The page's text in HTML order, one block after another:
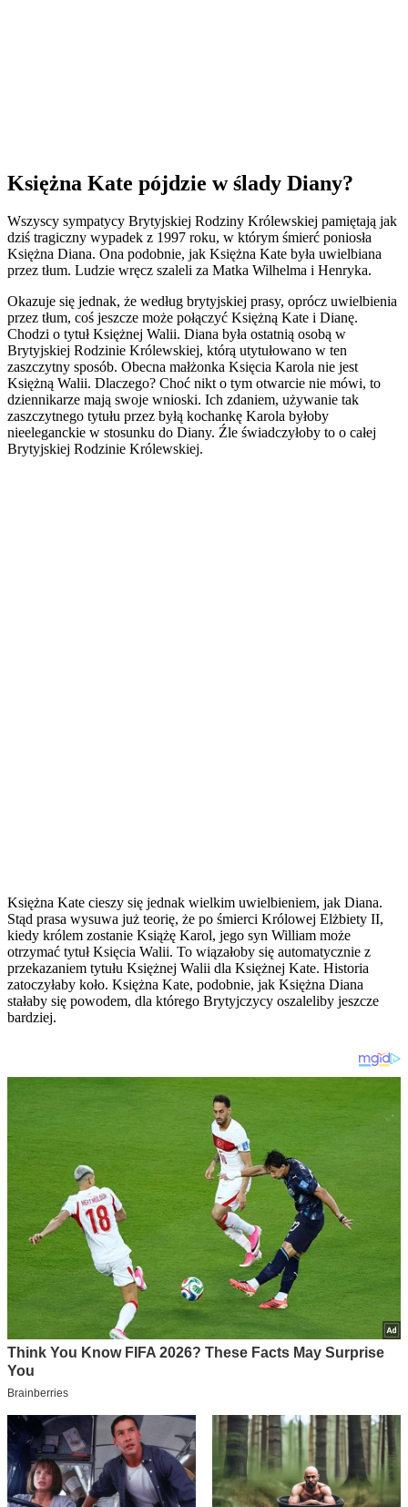
Księżna Kate pójdzie w ślady Diany?
Wszyscy sympatycy Brytyjskiej Rodziny Królewskiej pamiętają jak
dziś tragiczny wypadek z 1997 roku, w którym śmierć poniosła
Księżna Diana. Ona podobnie, jak Księżna Kate była uwielbiana
przez tłum. Ludzie wręcz szaleli za Matka Wilhelma i Henryka.
Okazuje się jednak, że według brytyjskiej prasy, oprócz uwielbienia
przez tłum, coś jeszcze może połączyć Księżną Kate i Dianę.
Chodzi o tytuł Księżnej Walii. Diana była ostatnią osobą w
Brytyjskiej Rodzinie Królewskiej, którą utytułowano w ten
zaszczytny sposób. Obecna małżonka Księcia Karola nie jest
Księżną Walii. Dlaczego? Choć nikt o tym otwarcie nie mówi, to
dziennikarze mają swoje wnioski. Ich zdaniem, używanie tak
zaszczytnego tytułu przez byłą kochankę Karola byłoby
nieeleganckie w stosunku do Diany. Źle świadczyłoby to o całej
Brytyjskiej Rodzinie Królewskiej.
Księżna Kate cieszy się jednak wielkim uwielbieniem, jak Diana.
Stąd prasa wysuwa już teorię, że po śmierci Królowej Elżbiety II,
kiedy królem zostanie Książę Karol, jego syn William może
otrzymać tytuł Księcia Walii. To wiązałoby się automatycznie z
przekazaniem tytułu Księżnej Walii dla Księżnej Kate. Historia
zatoczyłaby koło. Księżna Kate, podobnie, jak Księżna Diana
stałaby się powodem, dla którego Brytyjczycy oszaleliby jeszcze
bardziej.